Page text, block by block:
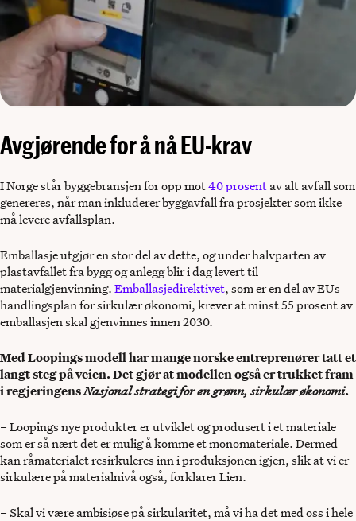
Avgjørende for å nå EU-krav
I Norge står byggebransjen for opp mot40 prosentav alt avfall som
genereres, når man inkluderer byggavfall fra prosjekter som ikke
må levere avfallsplan.
Emballasje utgjør en stor del av dette, og under halvparten av
plastavfallet fra bygg og anlegg blir i dag levert til
materialgjenvinning.Emballasjedirektivet, som er en del av EUs
handlingsplan for sirkulær økonomi, krever at minst 55 prosent av
emballasjen skal gjenvinnes innen 2030.
Med Loopings modell har mange norske entreprenører tatt et
langt steg på veien. Det gjør at modellen også er trukket fram
i regjeringensNasjonal strategi for en grønn, sirkulær økonomi.
– Loopings nye produkter er utviklet og produsert i et materiale
som er så nært det er mulig å komme et monomateriale. Dermed
kan råmaterialet resirkuleres inn i produksjonen igjen, slik at vi er
sirkulære på materialnivå også, forklarer Lien.
– Skal vi være ambisiøse på sirkularitet, må vi ha det med oss i hele